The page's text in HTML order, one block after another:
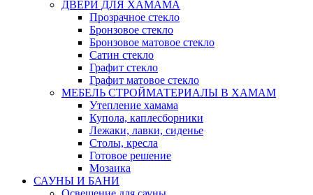
ДВЕРИ ДЛЯ ХАМАМА
Прозрачное стекло
Бронзовое стекло
Бронзовое матовое стекло
Сатин стекло
Графит стекло
Графит матовое стекло
МЕБЕЛЬ СТРОЙМАТЕРИАЛЫ В ХАМАМ
Утепление хамама
Купола, каплесборники
Лежаки, лавки, сиденье
Столы, кресла
Готовое решение
Мозаика
САУНЫ И БАНИ